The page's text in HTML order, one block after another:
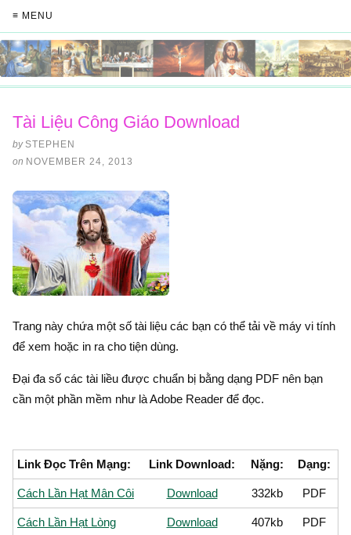
≡ MENU
Tài Liệu Công Giáo Download
by STEPHEN
on NOVEMBER 24, 2013
Trang này chứa một số tài liệu các bạn có thể tải về máy vi tính
để xem hoặc in ra cho tiện dùng.
Đại đa số các tài liều được chuẩn bị bằng dạng PDF nên bạn
cần một phần mềm như là Adobe Reader để đọc.
Link Đọc Trên Mạng: Link Download: Nặng: Dạng:
Cách Lần Hạt Mân Côi Download 332kb PDF
Cách Lần Hạt Lòng
Download 407kb PDF